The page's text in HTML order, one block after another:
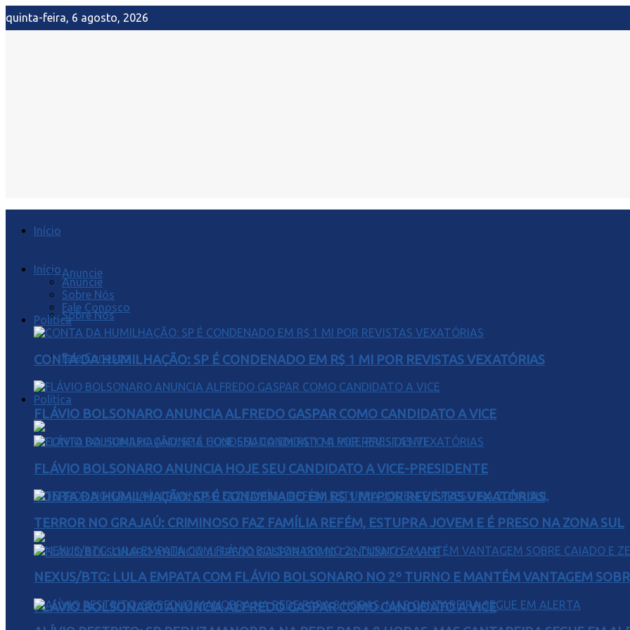
quinta-feira, 6 agosto, 2026
Início
Anuncie
Sobre Nós
Fale Conosco
Política
CONTA DA HUMILHAÇÃO: SP É CONDENADO EM R$ 1 MI POR REVISTAS VEXATÓRIAS
FLÁVIO BOLSONARO ANUNCIA ALFREDO GASPAR COMO CANDIDATO A VICE
Início
Anuncie
Sobre Nós
Fale Conosco
Política
CONTA DA HUMILHAÇÃO: SP É CONDENADO EM R$ 1 MI POR REVISTAS VEXATÓRIAS
FLÁVIO BOLSONARO ANUNCIA ALFREDO GASPAR COMO CANDIDATO A VICE
FLÁVIO BOLSONARO ANUNCIA HOJE SEU CANDIDATO A VICE-PRESIDENTE
TERROR NO GRAJAÚ: CRIMINOSO FAZ FAMÍLIA REFÉM, ESTUPRA JOVEM E É PRESO NA ZONA SUL
NEXUS/BTG: LULA EMPATA COM FLÁVIO BOLSONARO NO 2º TURNO E MANTÉM VANTAGEM